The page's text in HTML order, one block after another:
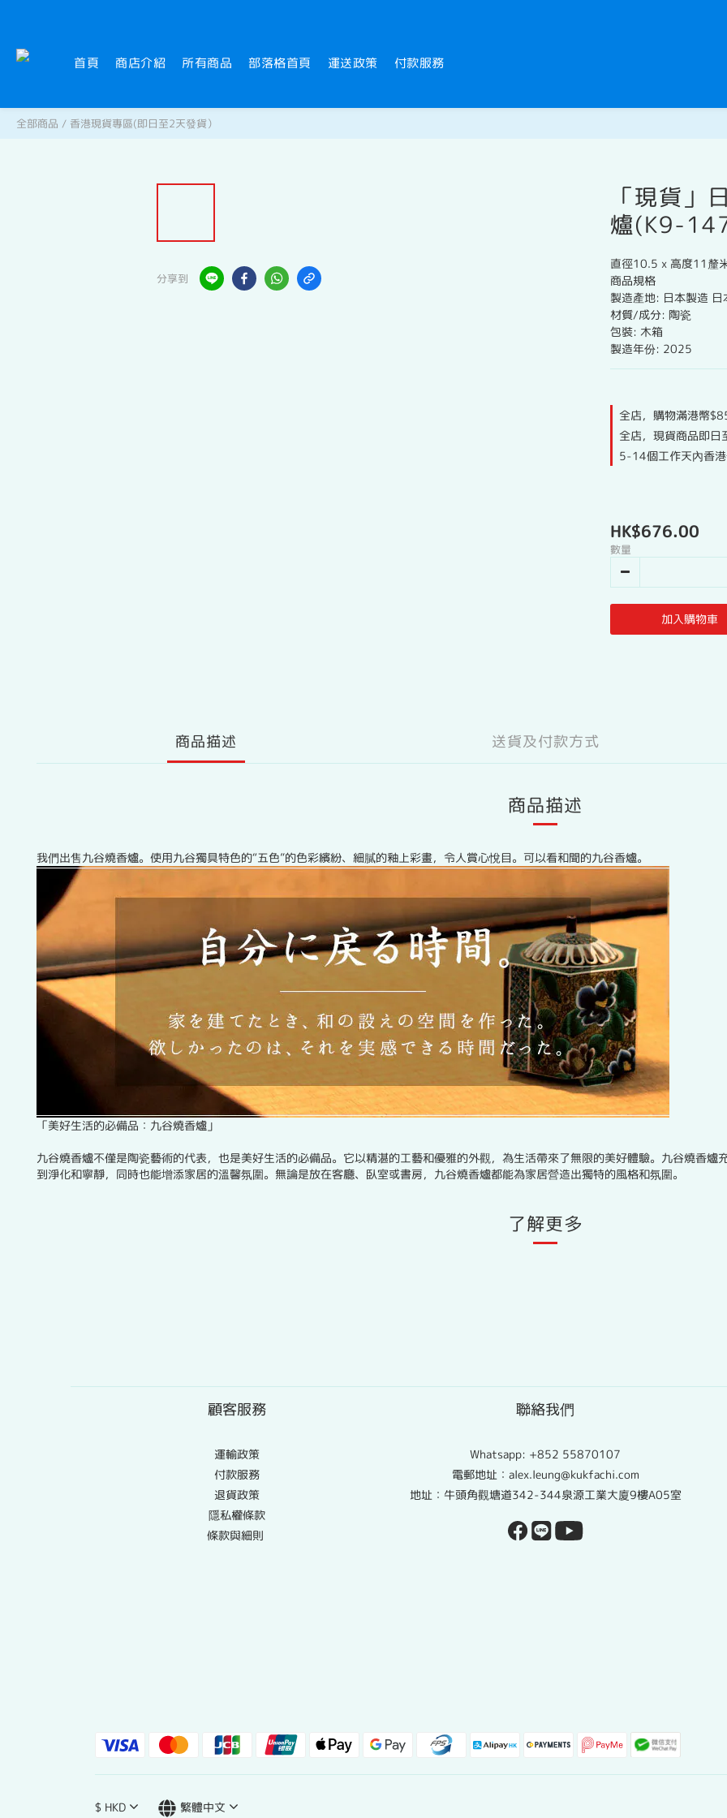
首頁 商店介紹 所有商品 部落格首頁 運送政策 付款服務
全部商品 / 香港現貨專區(即日至2天發貨）
分享到
「現貨」
爐(K9-
直徑10.5 x 高度11釐
商品規格
製造產地: 日本製造 日
材質/成分: 陶瓷
包裝: 木箱
製造年份: 2025
全店，購物滿港幣
全店，現貨商品即日
5-14個工作天內香
HK$676.00
數量
加入購物車
商品描述 送貨及付款方式
商品描述
我們出售九谷燒香爐。使用九谷獨具特色的“五色”的色彩繽紛、細膩的釉上彩畫，令人賞心悅目。可以看和聞的九谷香爐。
「美好生活的必備品：九谷燒香爐」
九谷燒香爐不僅是陶瓷藝術的代表，也是美好生活的必備品。它以精湛的工藝和優雅的外觀，為生活帶來了無限的美好體驗。九谷燒香
到淨化和寧靜，同時也能增添家居的溫馨氛圍。無論是放在客廳、臥室或書房，九谷燒香爐都能為家居營造出獨特的風格和氛圍。
了解更多
顧客服務
運輸政策
付款服務
退貨政策
隱私權條款
條款與細則
聯絡我們
Whatsapp: +852 55870107
電郵地址：alex.leung@kukfachi.com
地址：牛頭角觀塘道342-344泉源工業大廈9樓A05室
$ HKD 繁體中文